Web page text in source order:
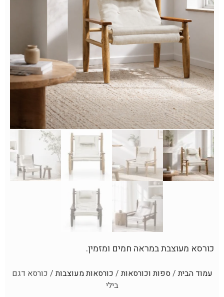
כורסא מעוצבת במראה חמים ומזמין.
עמוד הבית/ספות וכורסאות/ כורסאות מעוצבות/ כורסא דגם
בילי